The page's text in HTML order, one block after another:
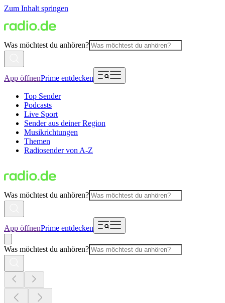
Zum Inhalt springen
Was möchtest du anhören?
App öffnenPrime entdecken
Top Sender
Podcasts
Live Sport
Sender aus deiner Region
Musikrichtungen
Themen
Radiosender von A-Z
Was möchtest du anhören?
App öffnenPrime entdecken
Was möchtest du anhören?